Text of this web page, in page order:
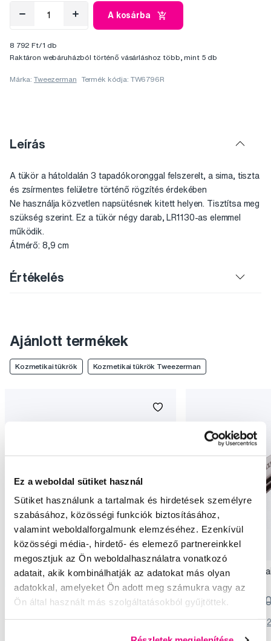
Ez a weboldal sütiket használ
Sütiket használunk a tartalmak és hirdetések személyre
szabásához, közösségi funkciók biztosításához,
valamint weboldalforgalmunk elemzéséhez. Ezenkívül
közösségi média-, hirdető- és elemező partnereinkkel
megosztjuk az Ön weboldalhasználatra vonatkozó
adatait, akik kombinálhatják az adatokat más olyan
adatokkal, amelyeket Ön adott meg számukra vagy az
Ön által használt más szolgáltatásokból gyűjtöttek.
A kosárba
8 792 Ft/1 db
Raktáron webáruházból történő vásárláshoz több, mint 5 db
Márka:Tweezerman Termék kódja: TW6796R
Leírás
A tükör a hátoldalán 3 tapadókoronggal felszerelt, a sima, tiszta
és zsírmentes felületre történő rögzítés érdekében
Ne használja közvetlen napsütésnek kitett helyen. Tisztítsa meg
szükség szerint. Ez a tükör négy darab, LR1130-as elemmel
működik.
Átmérő: 8,9 cm
Értékelés
Ajánlott termékek
Kozmetikai tükrök Kozmetikai tükrök Tweezerman
Akció
Tweezerman Nail Rescue Kit elsősegély a
körmök számára – szett a női táskába
7 992 Ft 9 990 Ft
5,0/5 (29x)
Akció
Tweezerman
körömcsipesz
2 392 Ft 2
4,5/5